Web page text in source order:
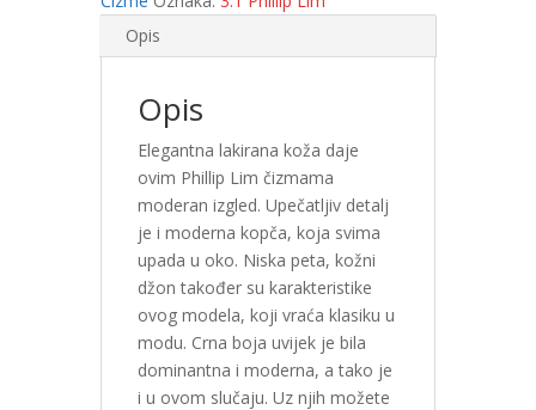
Opis
Opis
Elegantna lakirana koža daje
ovim Phillip Lim čizmama
moderan izgled. Upečatljiv detalj
je i moderna kopča, koja svima
upada u oko. Niska peta, kožni
džon također su karakteristike
ovog modela, koji vraća klasiku u
modu. Crna boja uvijek je bila
dominantna i moderna, a tako je
i u ovom slučaju. Uz njih možete